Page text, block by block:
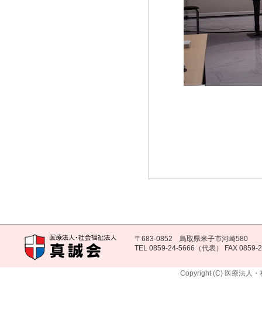
〒683-0852 鳥取県米子市河崎580
TEL 0859-24-5666（代表） FAX 0859-
Copyright (C) 医療法人